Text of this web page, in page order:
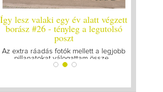
Így lesz valaki egy év alatt végzett
borász #25
Megírtuk a modulzáró vizsgákat, már
lázasan készülünk az utolsó...